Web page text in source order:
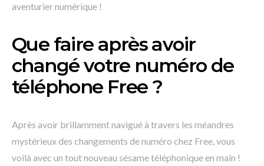
aventurier numérique !
Que faire après avoir
changé votre numéro de
téléphone Free ?
Après avoir brillamment navigué à travers les méandres
mystérieux des changements de numéro chez Free, vous
voilà avec un tout nouveau sésame téléphonique en main !